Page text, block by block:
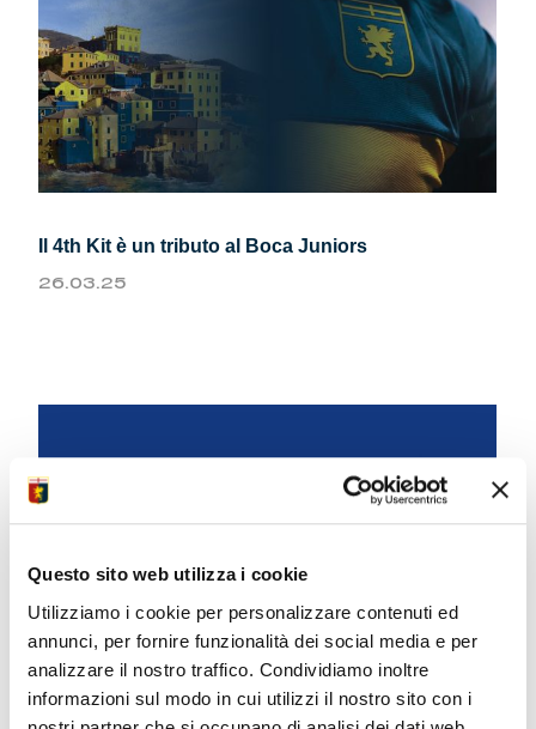
Questo sito web utilizza i cookie
Utilizziamo i cookie per personalizzare contenuti ed
annunci, per fornire funzionalità dei social media e per
analizzare il nostro traffico. Condividiamo inoltre
informazioni sul modo in cui utilizzi il nostro sito con i
Il 4th Kit è un tributo al Boca Juniors
26.03.25